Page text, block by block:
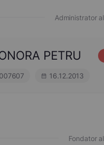
Administrator al
PETRU
16.12.2013
Fondator al